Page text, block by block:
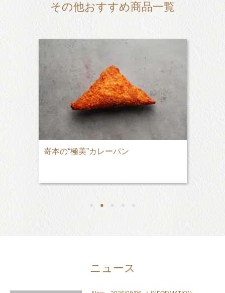
その他おすすめ商品一覧
嵜本の“極美”カレーパン
● ● ● ● ●
ニュース